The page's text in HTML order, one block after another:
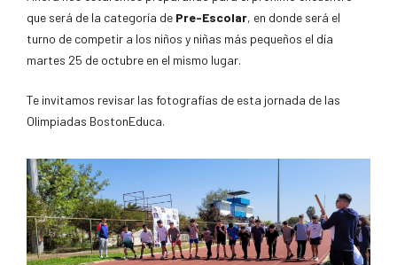
que será de la categoría de Pre-Escolar, en donde será el
turno de competir a los niños y niñas más pequeños el día
martes 25 de octubre en el mismo lugar.
Te invitamos revisar las fotografías de esta jornada de las
Olimpiadas BostonEduca.